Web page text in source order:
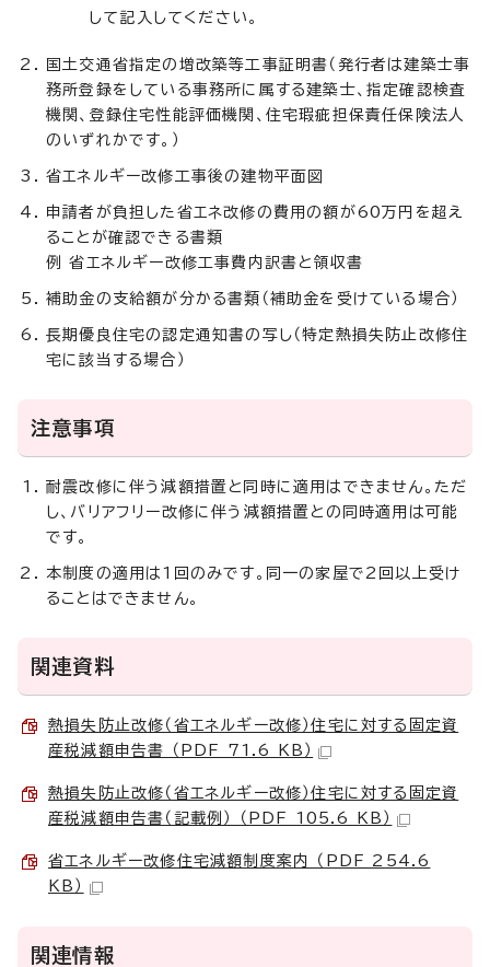
して記入してください。
国土交通省指定の増改築等工事証明書（発行者は建築士事
務所登録をしている事務所に属する建築士、指定確認検査
機関、登録住宅性能評価機関、住宅瑕疵担保責任保険法人
のいずれかです。）
省エネルギー改修工事後の建物平面図
申請者が負担した省エネ改修の費用の額が60万円を超え
ることが確認できる書類
例 省エネルギー改修工事費内訳書と領収書
補助金の支給額が分かる書類（補助金を受けている場合）
長期優良住宅の認定通知書の写し（特定熱損失防止改修住
宅に該当する場合）
注意事項
耐震改修に伴う減額措置と同時に適用はできません。ただ
し、バリアフリー改修に伴う減額措置との同時適用は可能
です。
本制度の適用は1回のみです。同一の家屋で2回以上受け
ることはできません。
関連資料
熱損失防止改修（省エネルギー改修）住宅に対する固定資
産税減額申告書 （PDF 71.6 KB）
熱損失防止改修（省エネルギー改修）住宅に対する固定資
産税減額申告書（記載例） （PDF 105.6 KB）
省エネルギー改修住宅減額制度案内 （PDF 254.6
KB）
関連情報